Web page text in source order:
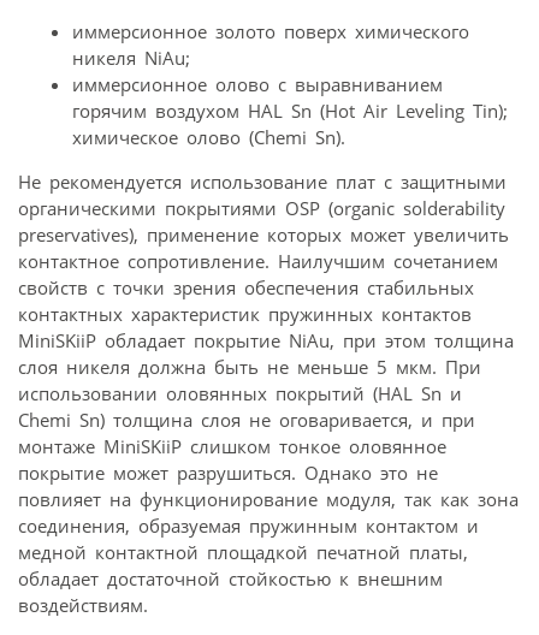
иммерсионное золото поверх химического
никеля NiAu;
иммерсионное олово с выравниванием
горячим воздухом HAL Sn (Hot Air Leveling Tin);
химическое олово (Chemi Sn).
Не рекомендуется использование плат с защитными
органическими покрытиями OSP (organic solderability
preservatives), применение которых может увеличить
контактное сопротивление. Наилучшим сочетанием
свойств с точки зрения обеспечения стабильных
контактных характеристик пружинных контактов
MiniSKiiP обладает покрытие NiAu, при этом толщина
слоя никеля должна быть не меньше 5 мкм. При
использовании оловянных покрытий (HAL Sn и
Chemi Sn) толщина слоя не оговаривается, и при
монтаже MiniSKiiP слишком тонкое оловянное
покрытие может разрушиться. Однако это не
повлияет на функционирование модуля, так как зона
соединения, образуемая пружинным контактом и
медной контактной площадкой печатной платы,
обладает достаточной стойкостью к внешним
воздействиям.